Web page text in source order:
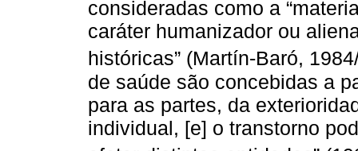
consideradas como a
caráter humanizador ou
históricas” (Martín-Baró,
de saúde são concebidas a
para as partes, da
individual, [e] o transtorno